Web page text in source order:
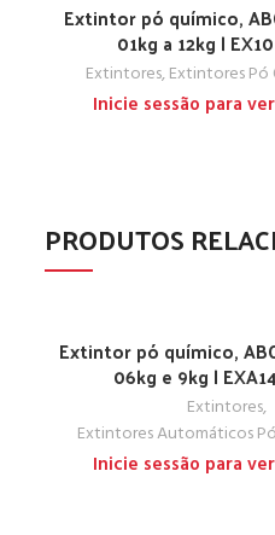
Extintor pó químico,
01kg a 12kg |
Extintores,Extintores Pó
Inicie sessão para
PRODUTOS
Extintor pó químico,
06kg e 9kg |
Extintores,
Extintores Automáticos
Inicie sessão para